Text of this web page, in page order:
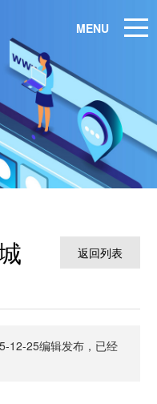
MENU
返回列表
12-25编辑发布，已经